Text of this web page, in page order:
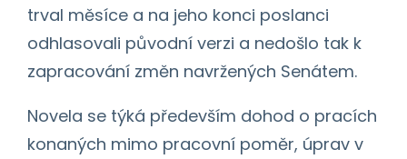
trval měsíce a na jeho konci poslanci
odhlasovali původní verzi a nedošlo tak k
zapracování změn navržených Senátem.
Novela se týká především dohod o pracích
konaných mimo pracovní poměr, úprav v